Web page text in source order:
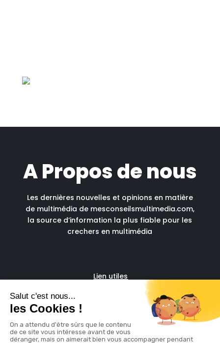
A Propos de nous
Les dernières nouvelles et opinions en matière
de multimédia de mesconseilsmultimedia.com,
la source d’information la plus fiable pour les
crechers en multimédia
Lien utiles
Fascia run
Support administratif pour
freelances